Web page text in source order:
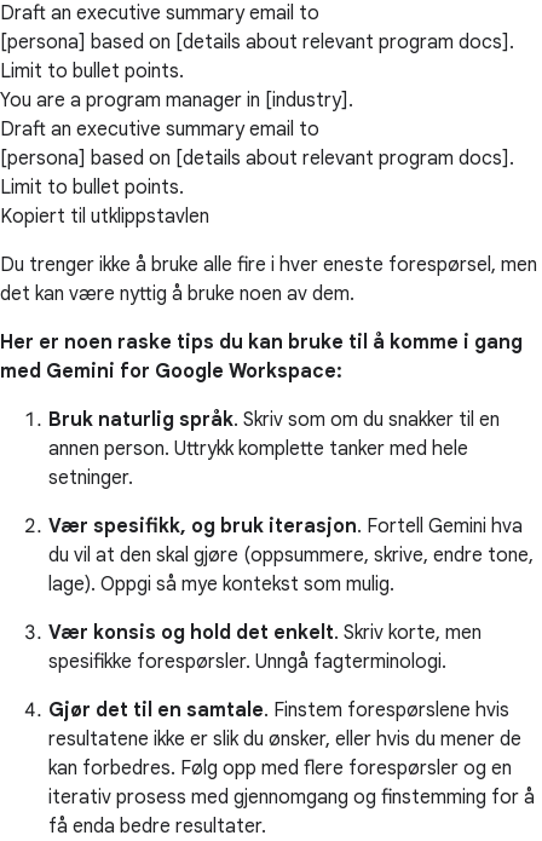
Draft an executive summary email to
[persona] based on [details about relevant program docs].
Limit to bullet points.
You are a program manager in [industry].
Draft an executive summary email to
[persona] based on [details about relevant program docs].
Limit to bullet points.
Kopiert til utklippstavlen
Du trenger ikke å bruke alle fire i hver eneste forespørsel, men
det kan være nyttig å bruke noen av dem.
Her er noen raske tips du kan bruke til å komme i gang
med Gemini for Google Workspace:
Bruk naturlig språk. Skriv som om du snakker til en
annen person. Uttrykk komplette tanker med hele
setninger.
Vær spesifikk, og bruk iterasjon. Fortell Gemini hva
du vil at den skal gjøre (oppsummere, skrive, endre tone,
lage). Oppgi så mye kontekst som mulig.
Vær konsis og hold det enkelt. Skriv korte, men
spesifikke forespørsler. Unngå fagterminologi.
Gjør det til en samtale. Finstem forespørslene hvis
resultatene ikke er slik du ønsker, eller hvis du mener de
kan forbedres. Følg opp med flere forespørsler og en
iterativ prosess med gjennomgang og finstemming for å
få enda bedre resultater.